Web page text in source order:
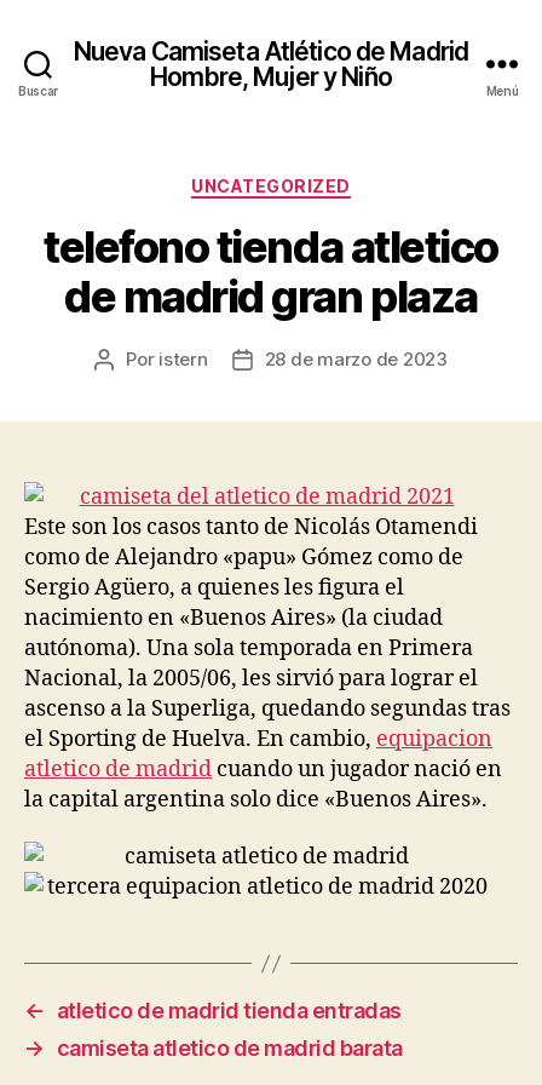
Buscar
Nueva Camiseta Atlético de Madrid
Hombre, Mujer y Niño
Menú
Categorías
UNCATEGORIZED
telefono tienda atletico
de madrid gran plaza
Autor
Por istern
Fecha28 de marzo de 2023
Este son los casos tanto de Nicolás Otamendi
como de Alejandro «papu» Gómez como de
Sergio Agüero, a quienes les figura el
nacimiento en «Buenos Aires» (la ciudad
autónoma). Una sola temporada en Primera
Nacional, la 2005/06, les sirvió para lograr el
ascenso a la Superliga, quedando segundas tras
el Sporting de Huelva. En cambio, equipacion
atletico de madrid cuando un jugador nació en
la capital argentina solo dice «Buenos Aires».
←
atletico de madrid tienda entradas
→
camiseta atletico de madrid barata